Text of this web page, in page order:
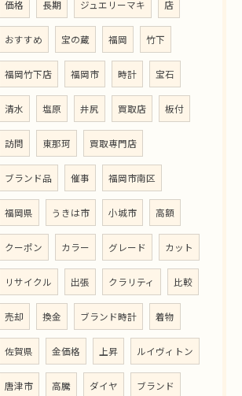
価格 長期 ジュエリーマキ 店
おすすめ 宝の蔵 福岡 竹下
福岡竹下店 福岡市 時計 宝石
清水 塩原 井尻 買取店 板付
訪問 東那珂 買取専門店
ブランド品 催事 福岡市南区
福岡県 うきは市 小城市 高額
クーポン カラー グレード カット
リサイクル 出張 クラリティ 比較
売却 換金 ブランド時計 着物
佐賀県 金価格 上昇 ルイヴィトン
唐津市 高騰 ダイヤ ブランド